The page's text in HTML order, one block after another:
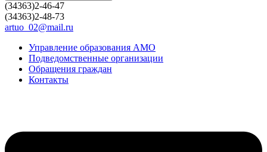
(34363)2-46-47
(34363)2-48-73
artuo_02@mail.ru
Управление образования АМО
Подведомственные организации
Обращения граждан
Контакты